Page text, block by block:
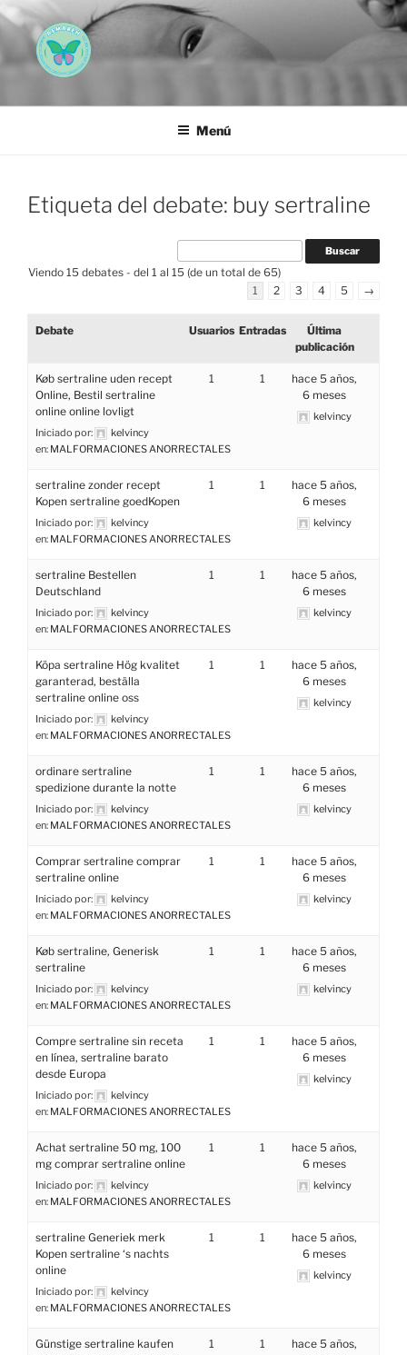
Saltar
al
contenido
AEMAREH
Menú
Etiqueta del debate: buy sertraline
Viendo 15 debates - del 1 al 15 (de un total de 65)
1
2 3 4 5 →
Debate Usuarios Entradas
Última
publicación
Køb sertraline uden recept
Online, Bestil sertraline
online online lovligt
Iniciado por:
kelvincy
en: MALFORMACIONES ANORRECTALES
1 1
hace 5 años,
6 meses
kelvincy
sertraline zonder recept
Kopen sertraline goedKopen
Iniciado por:
kelvincy
en: MALFORMACIONES ANORRECTALES
1 1
hace 5 años,
6 meses
kelvincy
sertraline Bestellen
Deutschland
Iniciado por:
kelvincy
en: MALFORMACIONES ANORRECTALES
1 1
hace 5 años,
6 meses
kelvincy
Köpa sertraline Hög kvalitet
garanterad, beställa
sertraline online oss
Iniciado por:
kelvincy
en: MALFORMACIONES ANORRECTALES
1 1
hace 5 años,
6 meses
kelvincy
ordinare sertraline
spedizione durante la notte
Iniciado por:
kelvincy
en: MALFORMACIONES ANORRECTALES
1 1
hace 5 años,
6 meses
kelvincy
Comprar sertraline comprar
sertraline online
Iniciado por:
kelvincy
en: MALFORMACIONES ANORRECTALES
1 1
hace 5 años,
6 meses
kelvincy
Køb sertraline, Generisk
sertraline
Iniciado por:
kelvincy
en: MALFORMACIONES ANORRECTALES
1 1
hace 5 años,
6 meses
kelvincy
Compre sertraline sin receta
en línea, sertraline barato
desde Europa
Iniciado por:
kelvincy
en: MALFORMACIONES ANORRECTALES
1 1
hace 5 años,
6 meses
kelvincy
Achat sertraline 50 mg, 100
mg comprar sertraline online
Iniciado por:
kelvincy
en: MALFORMACIONES ANORRECTALES
1 1
hace 5 años,
6 meses
kelvincy
sertraline Generiek merk
Kopen sertraline ‘s nachts
online
Iniciado por:
kelvincy
en: MALFORMACIONES ANORRECTALES
1 1
hace 5 años,
6 meses
kelvincy
Günstige sertraline kaufen
1 1
hace 5 años,